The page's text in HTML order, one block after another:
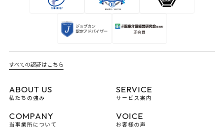
すべての認証はこちら
ABOUT US
私たちの強み
SERVICE
サービス案内
COMPANY
当事業所について
VOICE
お客様の声